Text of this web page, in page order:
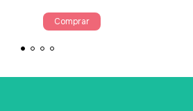
$299.00